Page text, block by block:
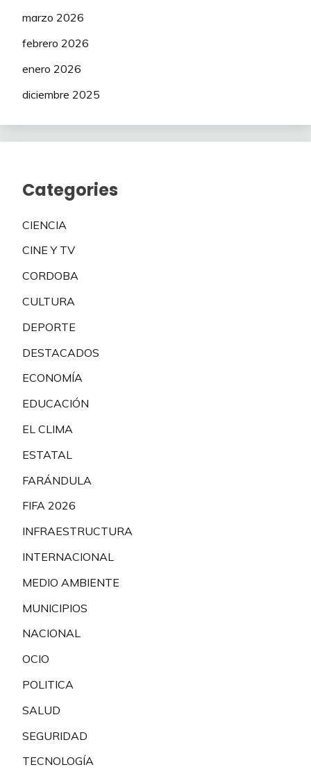
marzo 2026
febrero 2026
enero 2026
diciembre 2025
Categories
CIENCIA
CINE Y TV
CORDOBA
CULTURA
DEPORTE
DESTACADOS
ECONOMÍA
EDUCACIÓN
EL CLIMA
ESTATAL
FARÁNDULA
FIFA 2026
INFRAESTRUCTURA
INTERNACIONAL
MEDIO AMBIENTE
MUNICIPIOS
NACIONAL
OCIO
POLITICA
SALUD
SEGURIDAD
TECNOLOGÍA